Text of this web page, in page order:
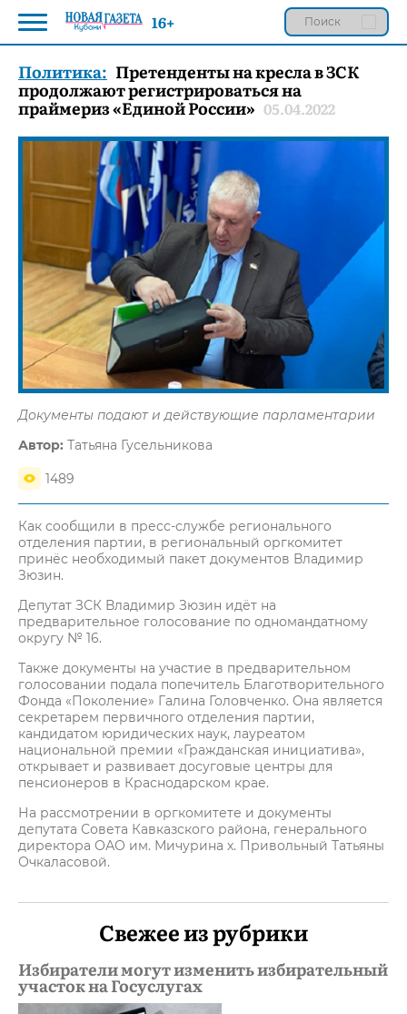
Политика: Претенденты на кресла в ЗСК
продолжают регистрироваться на
праймериз «Единой России» 05.04.2022
Документы подают и действующие парламентарии
Автор: Татьяна Гусельникова
1489
Как сообщили в пресс-службе регионального
отделения партии, в региональный оргкомитет
принёс необходимый пакет документов Владимир
Зюзин.
Депутат ЗСК Владимир Зюзин идёт на
предварительное голосование по одномандатному
округу № 16.
Также документы на участие в предварительном
голосовании подала попечитель Благотворительного
Фонда «Поколение» Галина Головченко. Она является
секретарем первичного отделения партии,
кандидатом юридических наук, лауреатом
национальной премии «Гражданская инициатива»,
открывает и развивает досуговые центры для
пенсионеров в Краснодарском крае.
На рассмотрении в оргкомитете и документы
депутата Совета Кавказского района, генерального
директора ОАО им. Мичурина х. Привольный Татьяны
Очкаласовой.
Свежее из рубрики
Избиратели могут изменить избирательный
участок на Госуслугах
16+